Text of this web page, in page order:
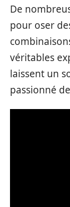
De
pour oser
véritables
laissent un
passionné